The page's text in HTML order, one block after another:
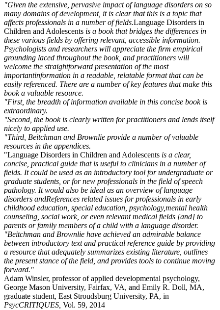
"Given the extensive, pervasive impact of language disorders on so
many domains of development, it is clear that this is a topic that
affects professionals in a number of fields.Language Disorders in
Children and Adolescents is a book that bridges the differences in
these various fields by offering relevant, accessible information.
Psychologists and researchers will appreciate the firm empirical
grounding laced throughout the book, and practitioners will
welcome the straightforward presentation of the most
importantinformation in a readable, relatable format that can be
easily referenced. There are a number of key features that make this
book a valuable resource.
"First, the breadth of information available in this concise book is
extraordinary.
"Second, the book is clearly written for practitioners and lends itself
nicely to applied use.
"Third, Beitchman and Brownlie provide a number of valuable
resources in the appendices.
"Language Disorders in Children and Adolescents is a clear,
concise, practical guide that is useful to clinicians in a number of
fields. It could be used as an introductory tool for undergraduate or
graduate students, or for new professionals in the field of speech
pathology. It would also be ideal as an overview of language
disorders andReferences related issues for professionals in early
childhood education, special education, psychology,mental health
counseling, social work, or even relevant medical fields [and] to
parents or family members of a child with a language disorder.
"Beitchman and Brownlie have achieved an admirable balance
between introductory text and practical reference guide by providing
a resource that adequately summarizes existing literature, outlines
the present stance of the field, and provides tools to continue moving
forward."
Adam Winsler, professor of applied developmental psychology,
George Mason University, Fairfax, VA, and Emily R. Doll, MA,
graduate student, East Stroudsburg University, PA, in
PsycCRITIQUES, Vol. 59, 2014